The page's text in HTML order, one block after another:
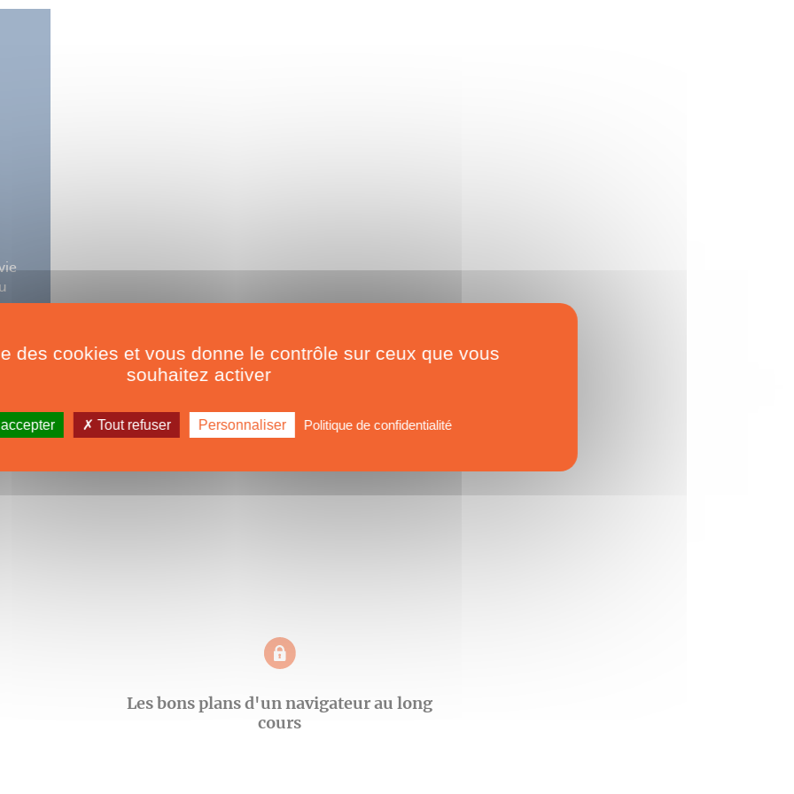
Les bons plans d'un navigateur au long
cours
des cookies et vous donne le contrôle sur ceux que vous
souhaitez activer
Tout refuser Personnaliser Politique de confidentialité